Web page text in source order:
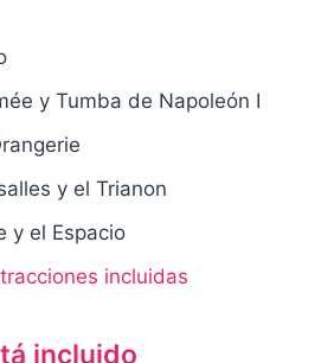
y Tumba de Napoleón I
y el Trianon
y el Espacio
incluidas
incluido